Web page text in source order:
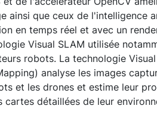
ainsi que ceux de l'intelligence
en temps réel et avec un
Visual SLAM utilisée
robots. La technologie Visual
analyse les images
et les drones et estime leur
détaillées de leur